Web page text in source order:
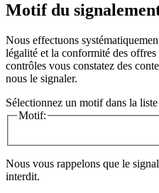
Motif du
Nous effectuons
légalité et la conformité des
contrôles vous constatez des
nous le signaler.
Sélectionnez un motif dans la
Motif:
Nous vous rappelons que le
interdit.